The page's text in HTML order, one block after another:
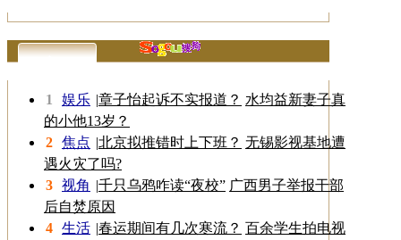
1 娱乐 |章子怡起诉不实报道？ 水均益新妻子真
的小他13岁？
2 焦点 |北京拟推错时上下班？ 无锡影视基地遭
遇火灾了吗?
3 视角 |千只乌鸦咋读“夜校” 广西男子举报干部
后自焚原因
4 生活 |春运期间有几次寒流？ 百余学生拍电视